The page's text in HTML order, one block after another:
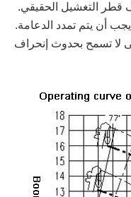
لا تسمح بحدوث إنحراف